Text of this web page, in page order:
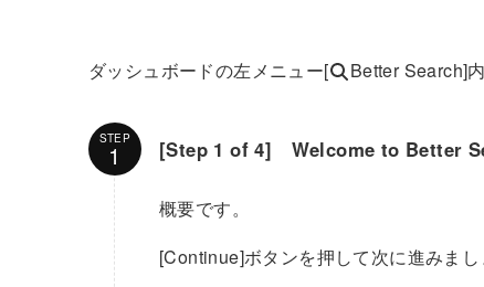
ダッシュボードの左メニュー[ Better Search]
STEP [Step 1 of 4] Welcome to Better
概要です。
[Continue]ボタンを押して次に進みまし